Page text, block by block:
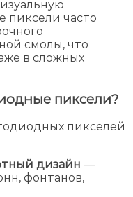
пиксели часто
смолы, что
в сложных
пиксели?
пикселей
дизайн —
фонтанов,